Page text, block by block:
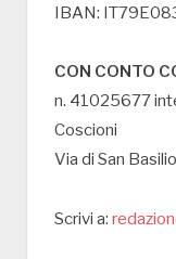
IBAN:
CON CONTO
n. 41025677
Coscioni
Via di San
Scrivi a: